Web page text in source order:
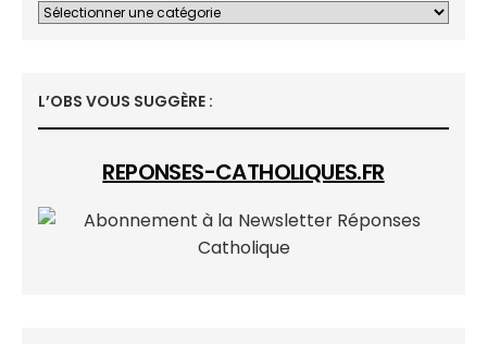
L’OBS VOUS SUGGÈRE :
REPONSES-CATHOLIQUES.FR